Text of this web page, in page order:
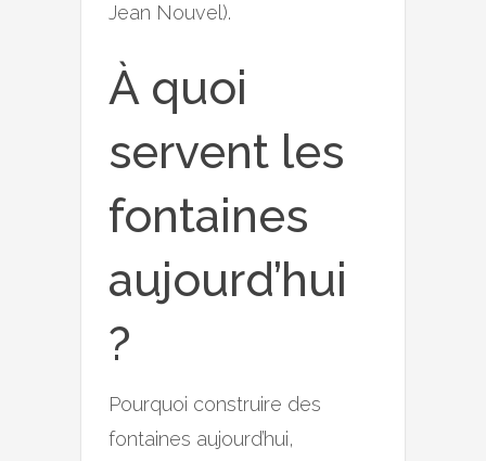
Jean Nouvel).
À quoi
servent les
fontaines
aujourd’hui
?
Pourquoi construire des
fontaines aujourd’hui,